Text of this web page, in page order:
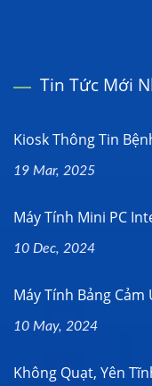
Tin Tức Mới
Kiosk Thông Tin
19 Mar, 2025
Máy Tính Mini PC
10 Dec, 2024
Máy Tính Bảng Cảm
10 May, 2024
Không Quạt, Yên